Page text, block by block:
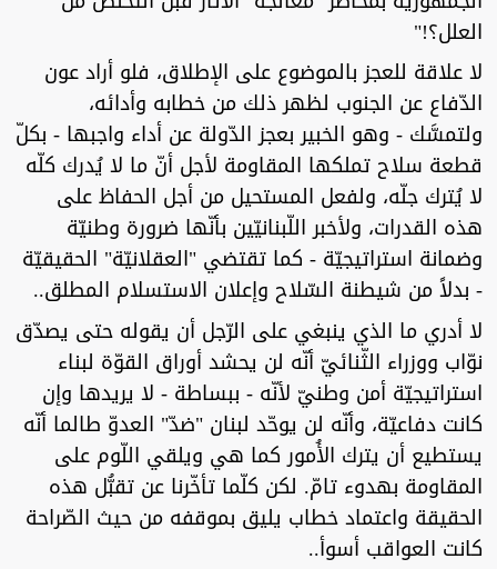
العلل؟!"
لا علاقة للعجز بالموضوع على الإطلاق، فلو أراد عون
الدّفاع عن الجنوب لظهر ذلك من خطابه وأدائه،
ولتمسَّك - وهو الخبير بعجز الدّولة عن أداء واجبها - بكلّ
قطعة سلاح تملكها المقاومة لأجل أنّ ما لا يُدرك كلّه
لا يُترك جلّه، ولفعل المستحيل من أجل الحفاظ على
هذه القدرات، ولأخبر اللّبنانيّين بأنّها ضرورة وطنيّة
وضمانة استراتيجيّة - كما تقتضي "العقلانيّة" الحقيقيّة
- بدلاً من شيطنة السّلاح وإعلان الاستسلام المطلق..
لا أدري ما الذي ينبغي على الرّجل أن يقوله حتى يصدّق
نوّاب ووزراء الثّنائيّ أنّه لن يحشد أوراق القوّة لبناء
استراتيجيّة أمن وطنيّ لأنّه - ببساطة - لا يريدها وإن
كانت دفاعيّة، وأنّه لن يوحّد لبنان "ضدّ" العدوّ طالما أنّه
يستطيع أن يترك الأُمور كما هي ويلقي اللّوم على
المقاومة بهدوء تامّ. لكن كلّما تأخّرنا عن تقبُّل هذه
الحقيقة واعتماد خطاب يليق بموقفه من حيث الصّراحة
كانت العواقب أسوأ..